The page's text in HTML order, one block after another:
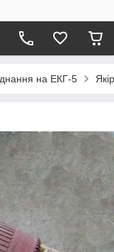
на ЕКГ-5